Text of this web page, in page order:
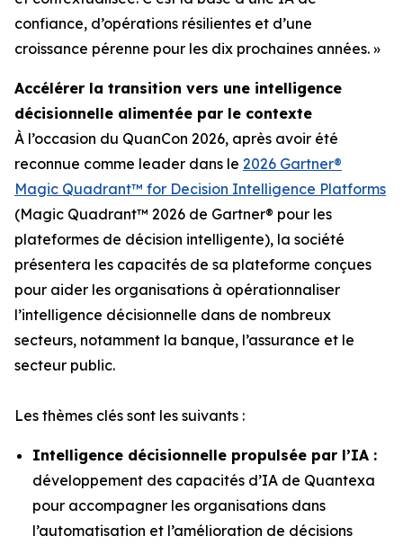
confiance, d’opérations résilientes et d’une
croissance pérenne pour les dix prochaines années. »
Accélérer la transition vers une intelligence
décisionnelle alimentée par le contexte
À l’occasion du QuanCon 2026, après avoir été
reconnue comme leader dans le 2026 Gartner®
Magic Quadrant™ for Decision Intelligence Platforms
(Magic Quadrant™ 2026 de Gartner® pour les
plateformes de décision intelligente), la société
présentera les capacités de sa plateforme conçues
pour aider les organisations à opérationnaliser
l’intelligence décisionnelle dans de nombreux
secteurs, notamment la banque, l’assurance et le
secteur public.
Les thèmes clés sont les suivants :
Intelligence décisionnelle propulsée par l’IA :
développement des capacités d’IA de Quantexa
pour accompagner les organisations dans
l’automatisation et l’amélioration de décisions